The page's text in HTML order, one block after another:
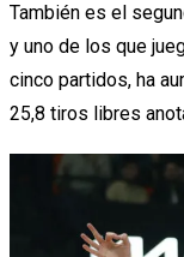
También es el
y uno de los que
cinco partidos, ha
25,8 tiros libres